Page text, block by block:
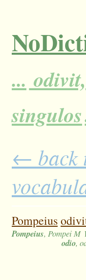
... odivit,
singulos
← back
Pompeius
Pompeius, Pompei M
odio,